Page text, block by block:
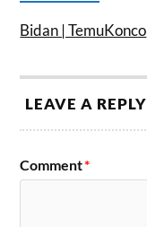
Bidan | TemuKonco
LEAVE A REPLY
Comment*